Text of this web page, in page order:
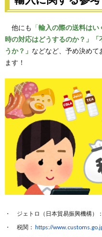
他にも 「輸入の際の送料はい
時の対応はどうするのか？」
うか？」 などなど、予め決めて
ます！
ジェトロ（日本貿易振興機構）：
税関： https://